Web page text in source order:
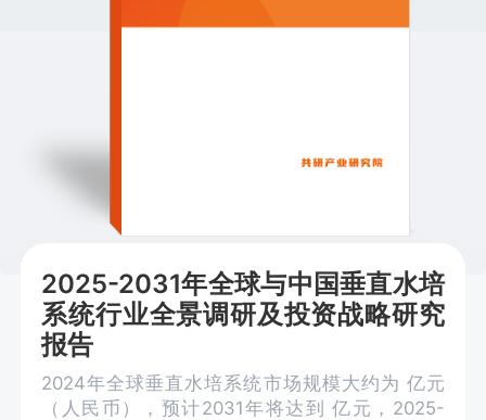
2025-2031年全球与中国垂直水培
系统行业全景调研及投资战略研究
报告
2024年全球垂直水培系统市场规模大约为 亿元
（人民币），预计2031年将达到 亿元，2025-